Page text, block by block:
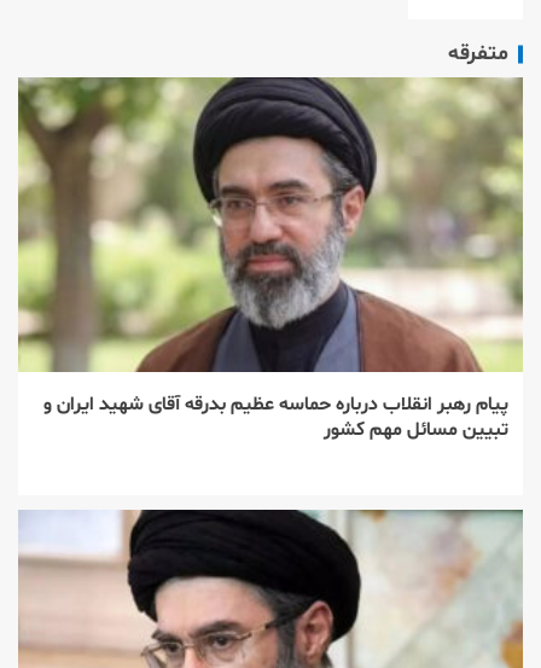
متفرقه
پیام رهبر انقلاب درباره حماسه عظیم بدرقه آقای شهید ایران و
تبیین مسائل مهم کشور